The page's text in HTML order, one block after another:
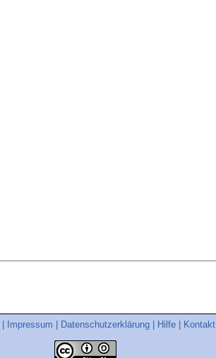
Impressum Datenschutzerklärung Hilfe Kontakt